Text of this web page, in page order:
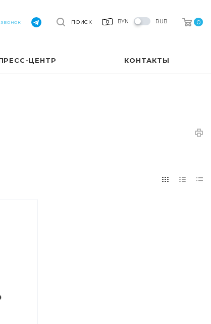
0
BYN RUB
ПОИСК
ЗВОНОК
ЦЕНТР КОНТАКТЫ